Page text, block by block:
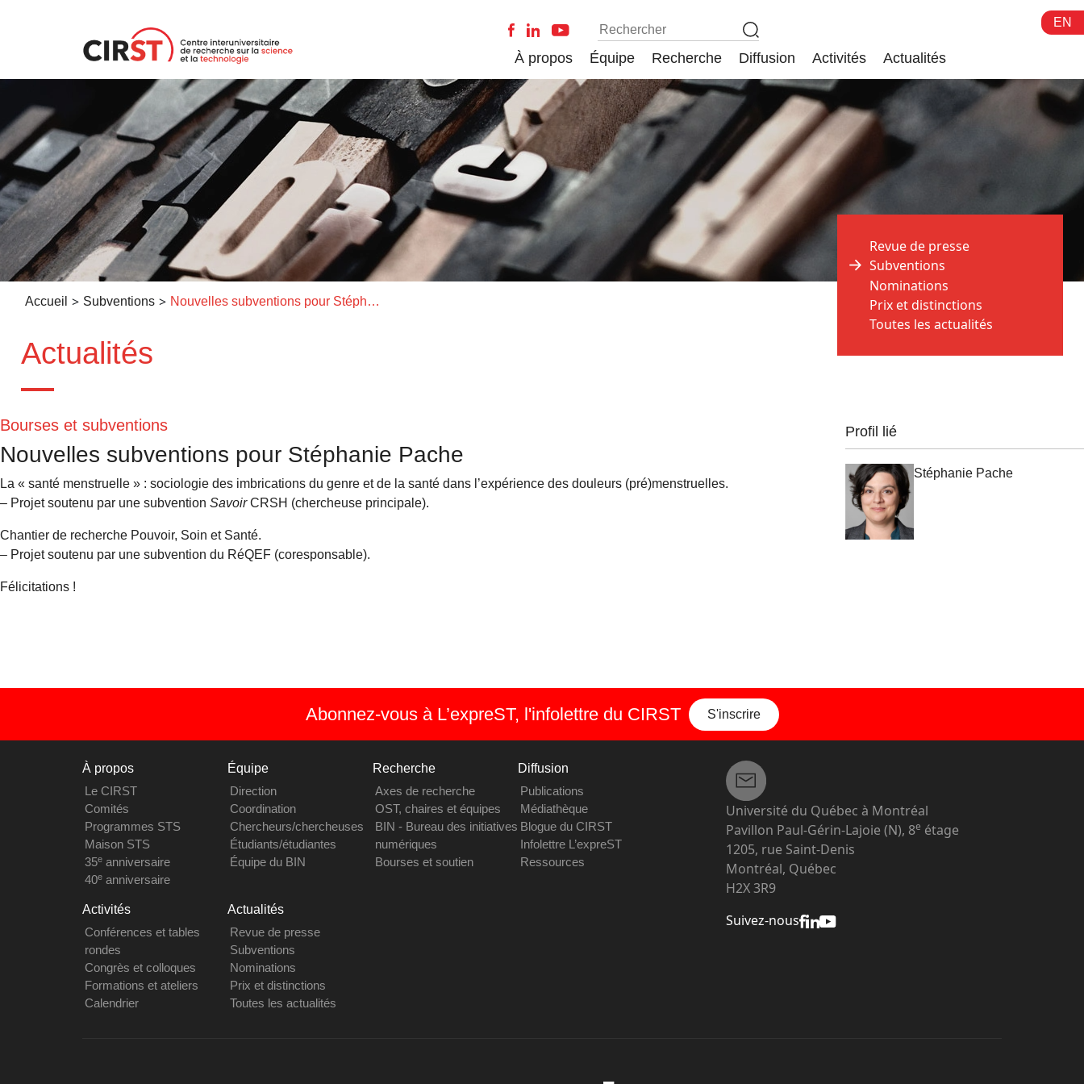
EN
À propos Équipe Recherche Diffusion Activités Actualités
Accueil > Subventions > Nouvelles subventions pour Stéphanie Pache
Actualités
Revue de presse
Subventions
Nominations
Prix et distinctions
Toutes les actualités
Bourses et subventions
Nouvelles subventions pour Stéphanie Pache
La « santé menstruelle » : sociologie des imbrications du genre et de la santé dans l’expérience des douleurs (pré)menstruelles.
– Projet soutenu par une subvention SavoirCRSH (chercheuse principale).
Chantier de recherche Pouvoir, Soin et Santé.
– Projet soutenu par une subvention du RéQEF (coresponsable).
Félicitations !
Profil lié
Stéphanie Pache
Abonnez-vous à L’expreST, l'infolettre du CIRST S'inscrire
À propos
Le CIRST
Comités
Programmes STS
Maison STS
35eanniversaire
40eanniversaire
Équipe
Direction
Coordination
Chercheurs/chercheuses
Étudiants/étudiantes
Équipe du BIN
Recherche
Axes de recherche
OST, chaires et équipes
BIN - Bureau des initiatives
numériques
Bourses et soutien
Diffusion
Publications
Médiathèque
Blogue du CIRST
Infolettre L’expreST
Ressources
Activités
Conférences et tables
rondes
Congrès et colloques
Formations et ateliers
Calendrier
Actualités
Revue de presse
Subventions
Nominations
Prix et distinctions
Toutes les actualités
Université du Québec à Montréal
Pavillon Paul-Gérin-Lajoie (N), 8e étage
1205, rue Saint-Denis
Montréal, Québec
H2X 3R9
Suivez-nous